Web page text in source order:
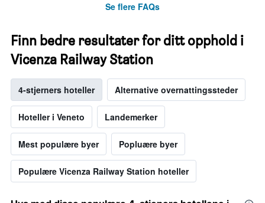
Se flere FAQs
Finn bedre resultater for ditt opphold i
Vicenza Railway Station
4-stjerners hoteller Alternative overnattingssteder
Hoteller i Veneto Landemerker
Mest populære byer Popluære byer
Populære Vicenza Railway Station hoteller